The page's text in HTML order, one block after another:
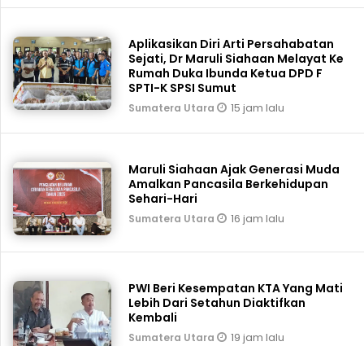
Aplikasikan Diri Arti Persahabatan
Sejati, Dr Maruli Siahaan Melayat Ke
Rumah Duka Ibunda Ketua DPD F
SPTI-K SPSI Sumut
Sumatera Utara 15 jam lalu
Maruli Siahaan Ajak Generasi Muda
Amalkan Pancasila Berkehidupan
Sehari-Hari
Sumatera Utara 16 jam lalu
PWI Beri Kesempatan KTA Yang Mati
Lebih Dari Setahun Diaktifkan
Kembali
Sumatera Utara 19 jam lalu